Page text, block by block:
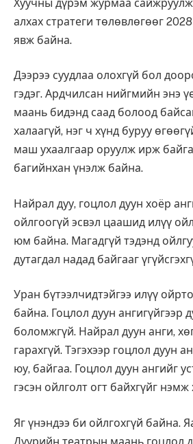
Хуучны дүрэм журмаа
алхах стратеги төлөвлөгөөг
явж байна.
Дээрээ суудлаа олохгүй бол
гэдэг. Ардчилсан нийгмийн энэ
маань бидэнд саад болоод
халаагүй, нэг ч хүнд буруу
маш ухаалгаар оруулж ирж
багийнхан үнэлж байна.
Найрал дуу, гоцлол дуун хоёр
ойлгоогүй эсвэл цаашид илүү
юм байна. Магадгүй тэдэнд
дутагдал надад байгааг
Уран бүтээлчидтэйгээ илүү
байна. Гоцлол дуун ангигүйгээр
боломжгүй. Найрал дуун анги,
гарахгүй. Тэгэхээр гоцлол дуун
юу, байгаа. Гоцлол дуун ангийг
гэсэн ойлголт огт байхгүйг нэмж
Яг үнэндээ би ойлгохгүй байна.